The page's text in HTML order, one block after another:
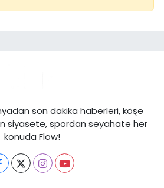
son dakika haberleri, köşe
siyasete, spordan seyahate her
konuda Flow!